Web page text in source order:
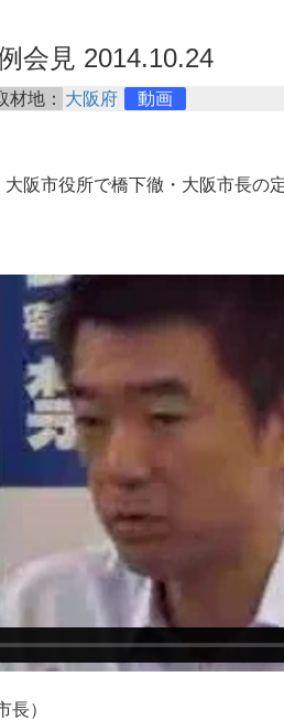
会見 2014.10.24
材地： 大阪府 動画
阪市役所で橋下徹・大阪市長の
長）